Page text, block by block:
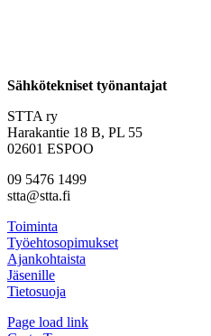
Sähkötekniset työnantajat
STTA ry
Harakantie 18 B, PL 55
02601 ESPOO
09 5476 1499
stta@stta.fi
Toiminta
Työehtosopimukset
Ajankohtaista
Jäsenille
Tietosuoja
Page load link